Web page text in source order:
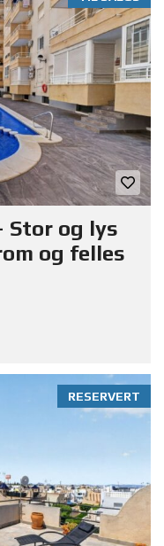
Stor og lys
og felles
RESERVERT